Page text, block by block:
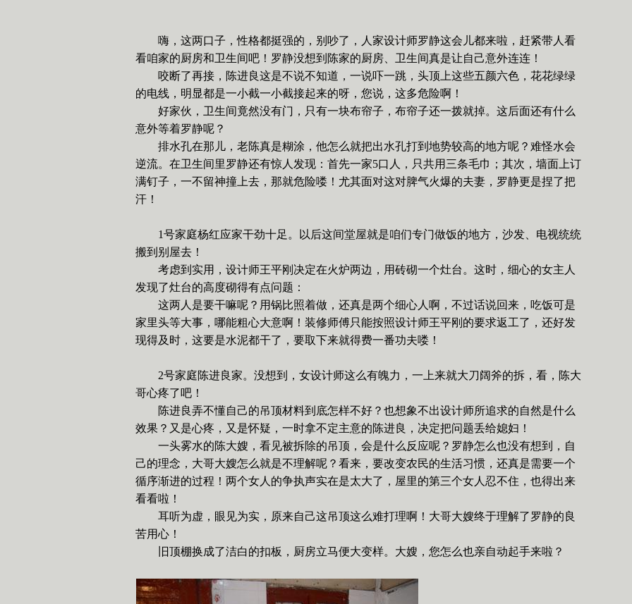
嗨，这两口子，性格都挺强的，别吵了，人家设计师罗静这会儿都来啦，赶紧带人看
看咱家的厨房和卫生间吧！罗静没想到陈家的厨房、卫生间真是让自己意外连连！
咬断了再接，陈进良这是不说不知道，一说吓一跳，头顶上这些五颜六色，花花绿绿
的电线，明显都是一小截一小截接起来的呀，您说，这多危险啊！
好家伙，卫生间竟然没有门，只有一块布帘子，布帘子还一拨就掉。这后面还有什么
意外等着罗静呢？
排水孔在那儿，老陈真是糊涂，他怎么就把出水孔打到地势较高的地方呢？难怪水会
逆流。在卫生间里罗静还有惊人发现：首先一家5口人，只共用三条毛巾；其次，墙面上订
满钉子，一不留神撞上去，那就危险喽！尤其面对这对脾气火爆的夫妻，罗静更是捏了把
汗！
1号家庭杨红应家干劲十足。以后这间堂屋就是咱们专门做饭的地方，沙发、电视统统
搬到别屋去！
考虑到实用，设计师王平刚决定在火炉两边，用砖砌一个灶台。这时，细心的女主人
发现了灶台的高度砌得有点问题：
这两人是要干嘛呢？用锅比照着做，还真是两个细心人啊，不过话说回来，吃饭可是
家里头等大事，哪能粗心大意啊！装修师傅只能按照设计师王平刚的要求返工了，还好发
现得及时，这要是水泥都干了，要取下来就得费一番功夫喽！
2号家庭陈进良家。没想到，女设计师这么有魄力，一上来就大刀阔斧的拆，看，陈大
哥心疼了吧！
陈进良弄不懂自己的吊顶材料到底怎样不好？也想象不出设计师所追求的自然是什么
效果？又是心疼，又是怀疑，一时拿不定主意的陈进良，决定把问题丢给媳妇！
一头雾水的陈大嫂，看见被拆除的吊顶，会是什么反应呢？罗静怎么也没有想到，自
己的理念，大哥大嫂怎么就是不理解呢？看来，要改变农民的生活习惯，还真是需要一个
循序渐进的过程！两个女人的争执声实在是太大了，屋里的第三个女人忍不住，也得出来
看看啦！
耳听为虚，眼见为实，原来自己这吊顶这么难打理啊！大哥大嫂终于理解了罗静的良
苦用心！
旧顶棚换成了洁白的扣板，厨房立马便大变样。大嫂，您怎么也亲自动起手来啦？